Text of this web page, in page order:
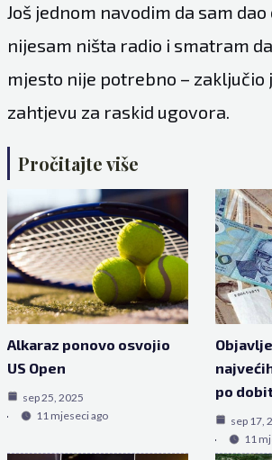
Još jednom navodim da sam
nijesam ništa radio i smatram
mjesto nije potrebno – zaključio
zahtjevu za raskid ugovora.
Pročitajte više
Alkaraz ponovo osvojio
US Open
sep 25, 2025
11 mjeseci ago
po
sep 17,
11